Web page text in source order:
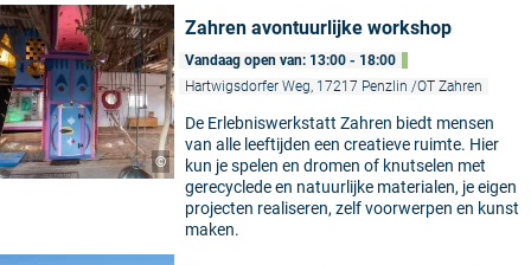
©
Zahren avontuurlijke workshop
Vandaag open van: 13:00 - 18:00
Hartwigsdorfer Weg, 17217 Penzlin /OT Zahren
De Erlebniswerkstatt Zahren biedt mensen
van alle leeftijden een creatieve ruimte. Hier
kun je spelen en dromen of knutselen met
gerecyclede en natuurlijke materialen, je eigen
projecten realiseren, zelf voorwerpen en kunst
maken.